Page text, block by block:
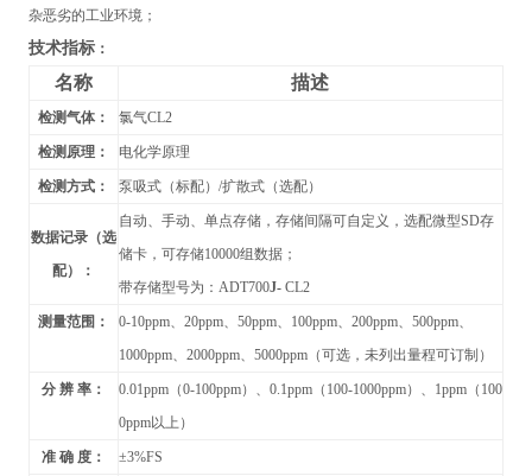
杂恶劣的工业环境；
技术指标：
名称 描述
检测气体： 氯气CL2
检测原理： 电化学原理
检测方式： 泵吸式（标配）/扩散式（选配）
数据记录（选
配）：
自动、手动、单点存储，存储间隔可自定义，选配微型SD存
储卡，可存储10000组数据；
带存储型号为：ADT700J-CL2
测量范围： 0-10ppm、20ppm、50ppm、100ppm、200ppm、500ppm、
1000ppm、2000ppm、5000ppm（可选，未列出量程可订制）
分 辨 率： 0.01ppm（0-100ppm）、0.1ppm（100-1000ppm）、1ppm（100
0ppm以上）
准 确 度： ±3%FS